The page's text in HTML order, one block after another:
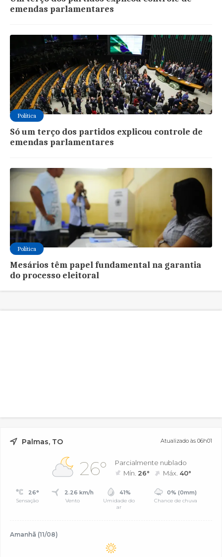
emendas parlamentares
Política
Só um terço dos partidos explicou controle de
emendas parlamentares
Política
Mesários têm papel fundamental na garantia
do processo eleitoral
Palmas, TO Atualizado às 06h01
26°
Parcialmente nublado
Mín. 26° Máx. 40°
26°
Sensação
2.26 km/h
Vento
41%
Umidade do
ar
0% (0mm)
Chance de chuva
Amanhã (11/08)